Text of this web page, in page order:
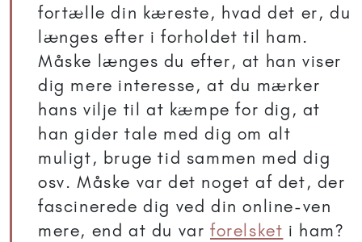
fortælle din kæreste, hvad det er, du
længes efter i forholdet til ham.
Måske længes du efter, at han viser
dig mere interesse, at du mærker
hans vilje til at kæmpe for dig, at
han gider tale med dig om alt
muligt, bruge tid sammen med dig
osv. Måske var det noget af det, der
fascinerede dig ved din online-ven
mere, end at du varforelsket i ham?